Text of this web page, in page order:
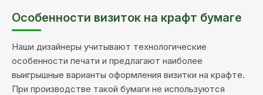
Особенности визиток на крафт бумаге
Наши дизайнеры учитывают технологические
особенности печати и предлагают наиболее
выигрышные варианты оформления визитки на крафте.
При производстве такой бумаги не используются